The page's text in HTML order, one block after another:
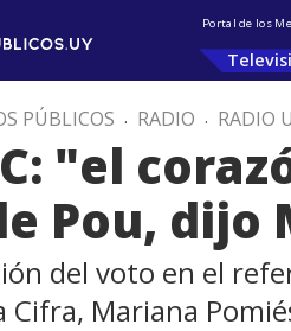
Portal de los
PÚBLICOS . RADIO . RADIO
"el
Pou, dijo
del voto en el
Cifra, Mariana